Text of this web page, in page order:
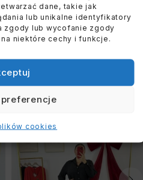
dane, takie jak
lub unikalne identyfikatory
zgody lub wycofanie zgody
niektóre cechy i funkcje.
cookies
WYPRZEDANE